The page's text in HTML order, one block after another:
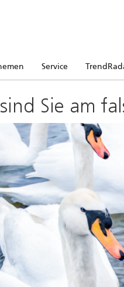
Service
Sie am